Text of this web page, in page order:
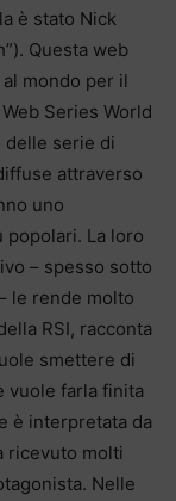
è stato Nick
Questa web
mondo per il
Series World
delle serie di
attraverso
uno
La loro
– spesso sotto
le rende molto
RSI, racconta
smettere di
vuole farla finita
è interpretata da
ricevuto molti
Nelle